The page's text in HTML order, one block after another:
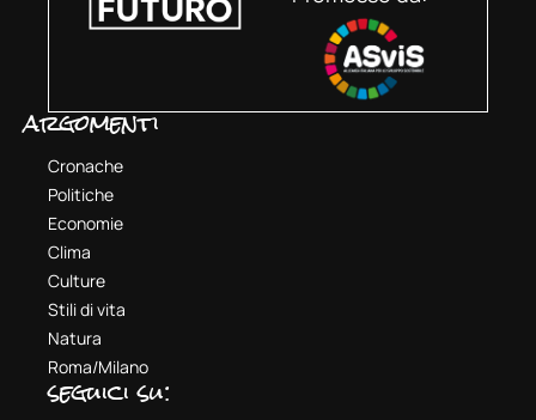
argomenti
Cronache
Politiche
Economie
Clima
Culture
Stili di vita
Natura
Roma/Milano
seguici su: